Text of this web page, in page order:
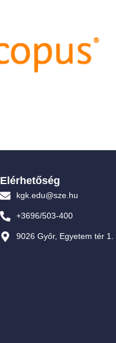
Elérhetőség
kgk.edu@sze.hu
+3696/503-400
9026 Győr, Egyetem tér 1.